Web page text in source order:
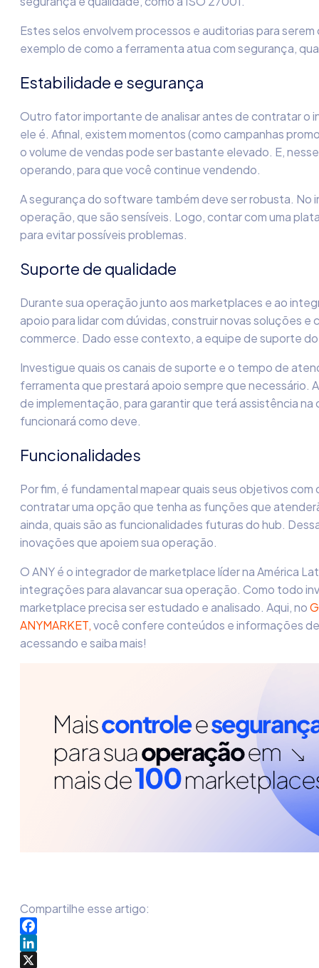
Estes selos envolvem processos e auditorias para
exemplo de como a ferramenta atua com segurança,
Estabilidade e segurança
Outro fator importante de analisar antes de contratar o
ele é. Afinal, existem momentos (como campanhas
o volume de vendas pode ser bastante elevado. E,
operando, para que você continue vendendo.
A segurança do software também deve ser robusta. No
operação, que são sensíveis. Logo, contar com uma
para evitar possíveis problemas.
Suporte de qualidade
Durante sua operação junto aos marketplaces e ao
apoio para lidar com dúvidas, construir novas soluções e
commerce. Dado esse contexto, a equipe de suporte
Investigue quais os canais de suporte e o tempo de
ferramenta que prestará apoio sempre que necessário.
de implementação, para garantir que terá assistência
funcionará como deve.
Funcionalidades
Por fim, é fundamental mapear quais seus objetivos
contratar uma opção que tenha as funções que
ainda, quais são as funcionalidades futuras do hub.
inovações que apoiem sua operação.
O ANY é o integrador de marketplace líder na América
integrações para alavancar sua operação. Como todo
marketplace precisa ser estudado e analisado. Aqui, no
ANYMARKET,você confere conteúdos e informações
acessando e saiba mais!
Compartilhe esse artigo:
Facebook
LinkedIn